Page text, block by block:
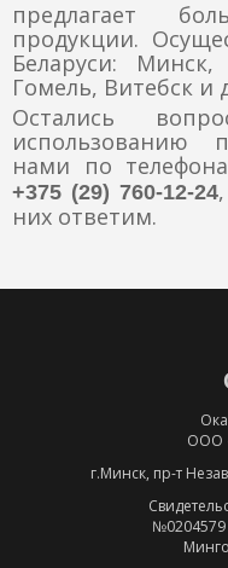
предлагает
продукции.
Беларуси:
Гомель, Витебск и
Остались
использованию
нами по
+375 (29) 760-12-24
них ответим.
ООО
г.Минск, пр-т
№0204579